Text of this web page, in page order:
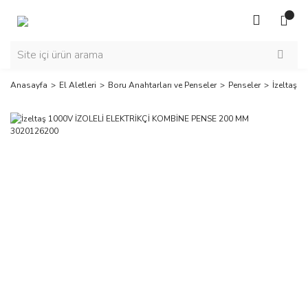
Anasayfa El Aletleri Boru Anahtarları ve Penseler Penseler İzeltaş